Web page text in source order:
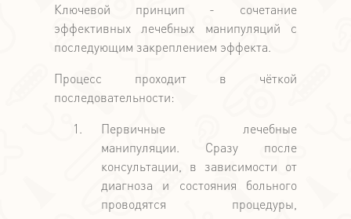
Ключевой принцип - сочетание
эффективных лечебных манипуляций с
последующим закреплением эффекта.
Процесс проходит в чёткой
последовательности:
Первичные лечебные
манипуляции. Сразу после
консультации, в зависимости от
диагноза и состояния больного
проводятся процедуры,